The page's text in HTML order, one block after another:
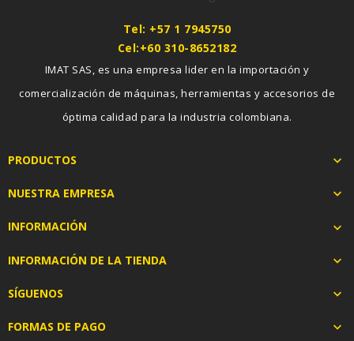
Tel: +57 1 7945750
Cel:+60 310-8652182
IMAT SAS, es una empresa lider en la importación y
comercialización de máquinas, herramientas y accesorios de
óptima calidad para la industria colombiana.
PRODUCTOS 
NUESTRA EMPRESA 
INFORMACIÓN 
INFORMACIÓN DE LA TIENDA 
SÍGUENOS 
FORMAS DE PAGO 